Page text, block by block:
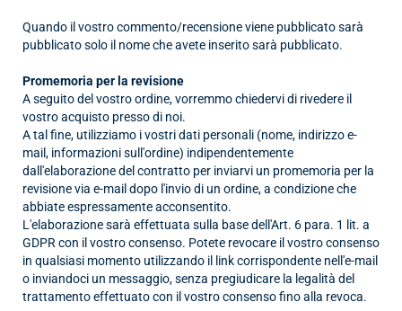
Quando il vostro commento/recensione viene pubblicatosarà
pubblicato solo il nome che avete inseritosarà pubblicato.
Promemoria per la revisione
A seguito del vostro ordine, vorremmo chiedervi di rivedere il
vostro acquisto presso di noi.
A tal fine, utilizziamo i vostri dati personali (nome, indirizzo e-
mail, informazioni sull'ordine) indipendentemente
dall'elaborazione del contratto per inviarvi un promemoria per la
revisione via e-mail dopo l'invio di un ordine, a condizione che
abbiate espressamente acconsentito.
L'elaborazione sarà effettuata sulla base dell'Art. 6 para. 1 lit. a
GDPR con il vostro consenso. Potete revocare il vostro consenso
in qualsiasi momento utilizzando il link corrispondente nell'e-mail
o inviandoci un messaggio, senza pregiudicare la legalità del
trattamento effettuato con il vostro consenso fino alla revoca.